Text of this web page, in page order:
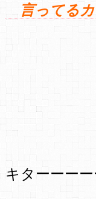
言ってるカ
キターーーー